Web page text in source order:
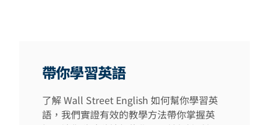
帶你學習英語
了解 Wall Street English 如何幫你學習英
語，我們實證有效的教學方法帶你掌握英